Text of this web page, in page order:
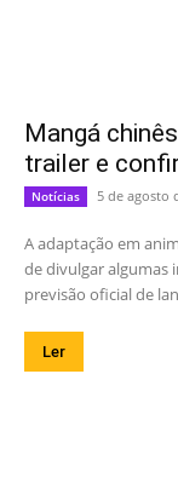
Mangá
trailer e
Notícias 5 de agosto
A adaptação em
de divulgar algumas
previsão oficial de
Ler